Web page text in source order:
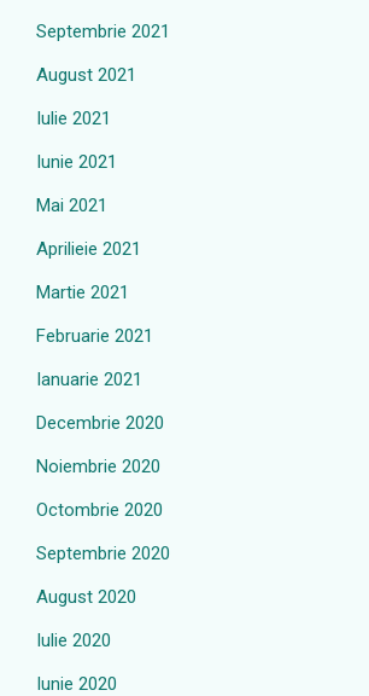
Septembrie 2021
August 2021
Iulie 2021
Iunie 2021
Mai 2021
Aprilieie 2021
Martie 2021
Februarie 2021
Ianuarie 2021
Decembrie 2020
Noiembrie 2020
Octombrie 2020
Septembrie 2020
August 2020
Iulie 2020
Iunie 2020